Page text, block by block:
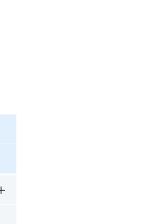
Undermeny för Lagar och regler